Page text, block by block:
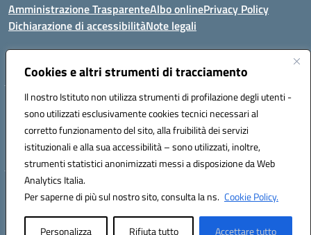
Cookies e altri strumenti di tracciamento
Il nostro Istituto non utilizza strumenti di profilazione degli utenti -
sono utilizzati esclusivamente cookies tecnici necessari al
corretto funzionamento del sito, alla fruibilità dei servizi
istituzionali e alla sua accessibilità – sono utilizzati, inoltre,
strumenti statistici anonimizzati messi a disposizione da Web
Analytics Italia.
Per saperne di più sul nostro sito, consulta la ns. Cookie Policy.
Personalizza Rifiuta tutto Accettare tutto
Amministrazione TrasparenteAlbo onlinePrivacy Policy
Dichiarazione di accessibilitàNote legali
Codice fiscale: 81000450908 Codice meccanografico: SSIC80600X
Telefono: 079714035 Fax: 079716128
Mail: SSIC80600X@istruzione.it PEC: SSIC80600X@pec.istruzione.it
Hosting & Powered by 3D Solution S.r.l.
Concept & Design by Designers Italia